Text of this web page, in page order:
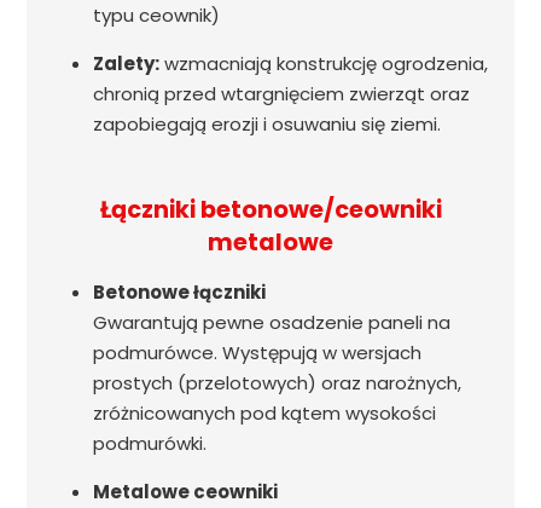
typu ceownik)
Zalety:wzmacniają konstrukcję ogrodzenia,
chronią przed wtargnięciem zwierząt oraz
zapobiegają erozji i osuwaniu się ziemi.
Łączniki betonowe/ceowniki
metalowe
Betonowe łączniki
Gwarantują pewne osadzenie paneli na
podmurówce. Występują w wersjach
prostych (przelotowych) oraz narożnych,
zróżnicowanych pod kątem wysokości
podmurówki.
Metalowe ceowniki